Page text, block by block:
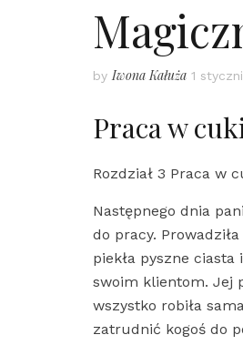
by Iwona Kałuża 1
Praca w
Rozdział 3 Praca w
Następnego dnia
do pracy.
piekła pyszne
swoim klientom. Jej
wszystko robiła
zatrudnić kogoś do